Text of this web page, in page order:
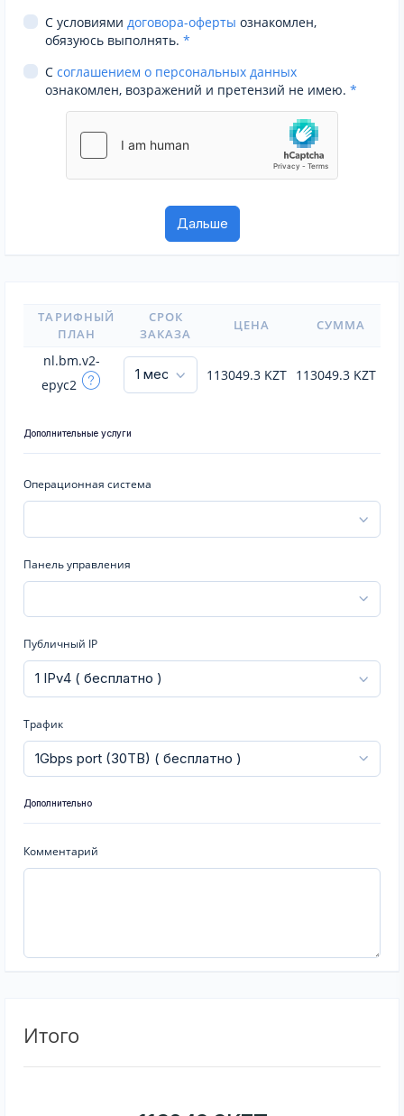
С условиями договора-оферты ознакомлен,
обязуюсь выполнять. *
С соглашением о персональных данных
ознакомлен, возражений и претензий не имею. *
ТАРИФНЫЙ
ПЛАН
СРОК
ЗАКАЗА
ЦЕНА СУММА
nl.bm.v2-
epyc2
113049.3 KZT 113049.3 KZT
Дополнительные услуги
Операционная система
Панель управления
Публичный IP
Трафик
Дополнительно
Комментарий
Итого